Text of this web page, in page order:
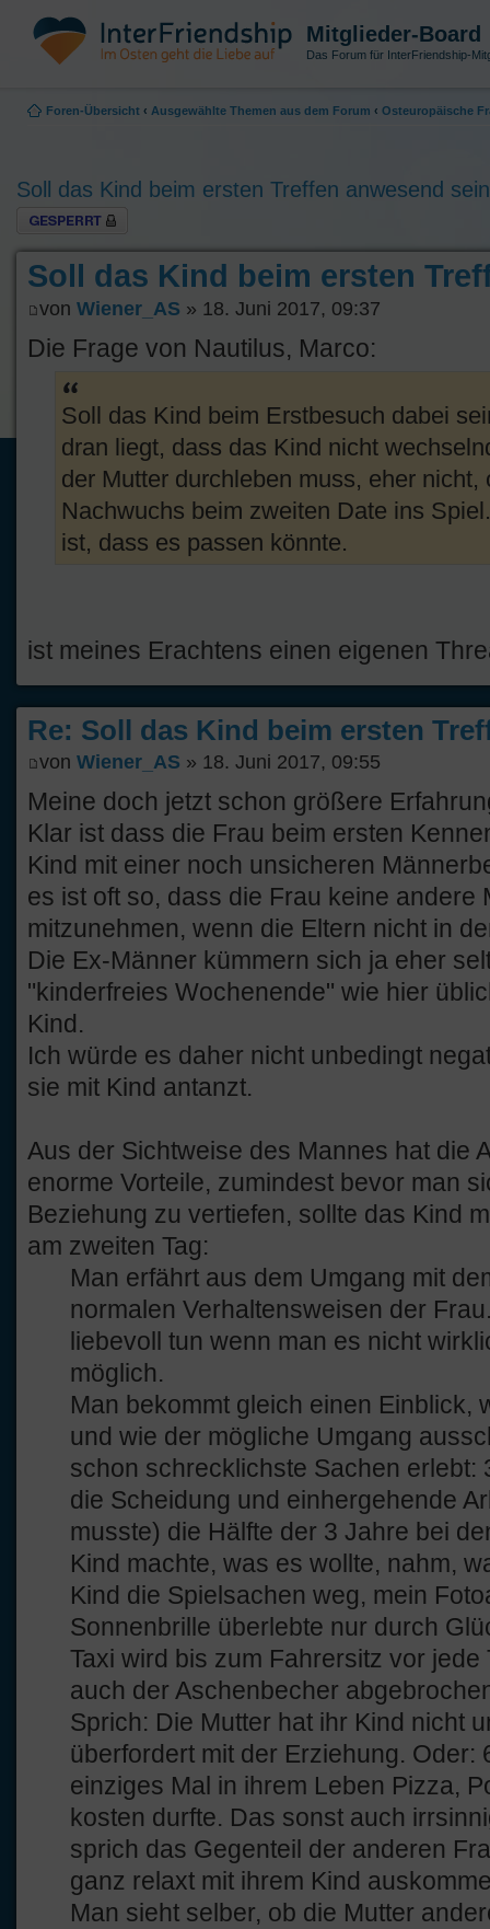
Mitglieder-Board
Das Forum für InterFriendship-
Foren-Übersicht ‹ Ausgewählte Themen aus dem Forum ‹ Osteuropäische
Soll das Kind beim ersten Treffen anwesend
Thema gesperrt
Soll das Kind beim ersten
von Wiener_AS » 18. Juni 2017, 09:37
Die Frage von Nautilus, Marco:
Soll das Kind beim Erstbesuch dabei
dran liegt, dass das Kind nicht
der Mutter durchleben muss, eher nicht,
Nachwuchs beim zweiten Date ins
ist, dass es passen könnte.
ist meines Erachtens einen eigenen
Re: Soll das Kind beim ersten
von Wiener_AS » 18. Juni 2017, 09:55
Meine doch jetzt schon größere
Klar ist dass die Frau beim ersten
Kind mit einer noch unsicheren
es ist oft so, dass die Frau keine andere
mitzunehmen, wenn die Eltern nicht in
Die Ex-Männer kümmern sich ja eher
"kinderfreies Wochenende" wie hier
Kind.
Ich würde es daher nicht unbedingt
sie mit Kind antanzt.
Aus der Sichtweise des Mannes hat die
enorme Vorteile, zumindest bevor man
Beziehung zu vertiefen, sollte das Kind
am zweiten Tag:
Man erfährt aus dem Umgang mit
normalen Verhaltensweisen der
liebevoll tun wenn man es nicht
möglich.
Man bekommt gleich einen Einblick,
und wie der mögliche Umgang
schon schrecklichste Sachen erlebt:
die Scheidung und einhergehende
musste) die Hälfte der 3 Jahre bei
Kind machte, was es wollte, nahm,
Kind die Spielsachen weg, mein
Sonnenbrille überlebte nur durch
Taxi wird bis zum Fahrersitz vor
auch der Aschenbecher
Sprich: Die Mutter hat ihr Kind nicht
überfordert mit der Erziehung. Oder:
einziges Mal in ihrem Leben Pizza,
kosten durfte. Das sonst auch
sprich das Gegenteil der anderen
ganz relaxt mit ihrem Kind
Man sieht selber, ob die Mutter